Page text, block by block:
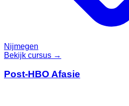
Nijmegen
Bekijk cursus →
Post-HBO Afasie